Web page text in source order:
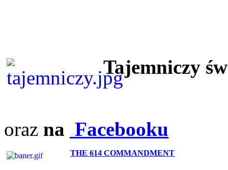
Tajemniczy
oraz na Facebooku
THE 614 COMMANDMENT